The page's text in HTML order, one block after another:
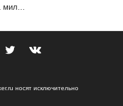
мил...
носят исключительно